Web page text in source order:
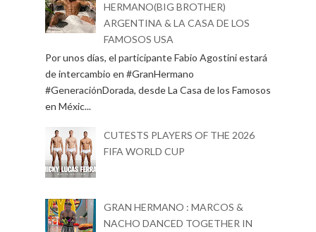
HERMANO(BIG BROTHER)
ARGENTINA & LA CASA DE LOS
FAMOSOS USA
Por unos días, el participante Fabio Agostini estará
de intercambio en #GranHermano
#GeneraciónDorada, desde La Casa de los Famosos
en Méxic...
CUTESTS PLAYERS OF THE 2026
FIFA WORLD CUP
GRAN HERMANO : MARCOS &
NACHO DANCED TOGETHER IN